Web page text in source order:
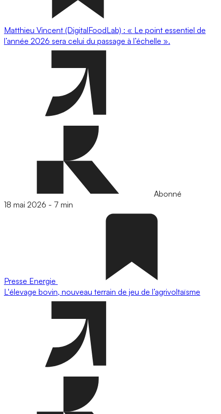
Matthieu Vincent (DigitalFoodLab) : « Le point essentiel de
l’année 2026 sera celui du passage à l’échelle ».
Abonné
18 mai 2026 - 7 min
Presse Energie
L'élevage bovin, nouveau terrain de jeu de l’agrivoltaïsme